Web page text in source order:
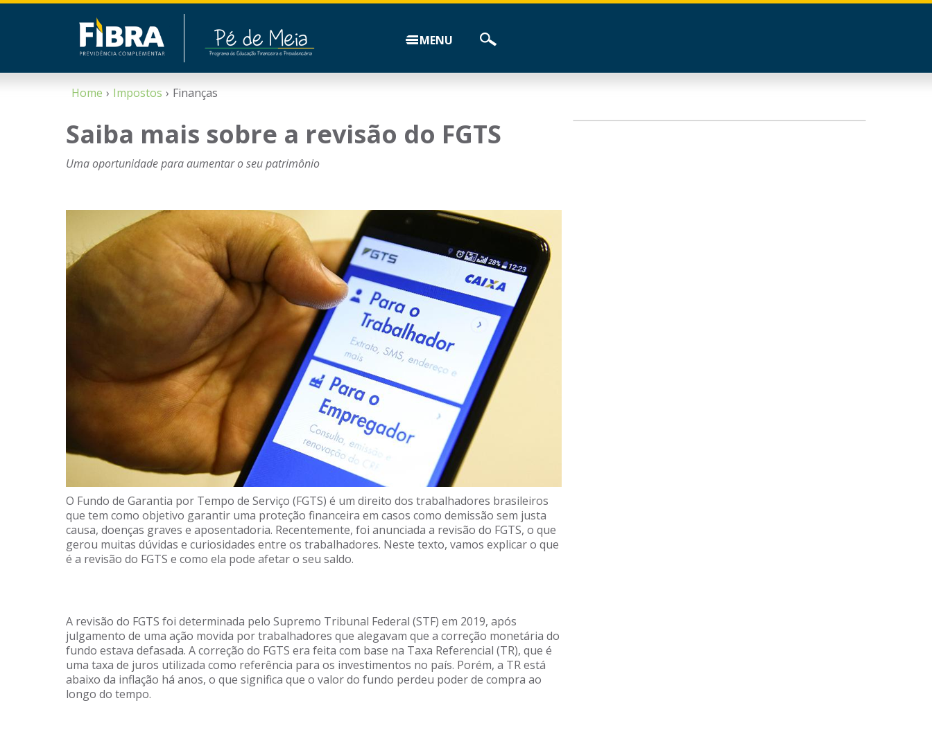
MENU
Home Impostos Finanças
Saiba mais sobre a revisão do FGTS
Uma oportunidade para aumentar o seu patrimônio
O Fundo de Garantia por Tempo de Serviço (FGTS) é um direito dos trabalhadores brasileiros
que tem como objetivo garantir uma proteção financeira em casos como demissão sem justa
causa, doenças graves e aposentadoria. Recentemente, foi anunciada a revisão do FGTS, o que
gerou muitas dúvidas e curiosidades entre os trabalhadores. Neste texto, vamos explicar o que
é a revisão do FGTS e como ela pode afetar o seu saldo.
A revisão do FGTS foi determinada pelo Supremo Tribunal Federal (STF) em 2019, após
julgamento de uma ação movida por trabalhadores que alegavam que a correção monetária do
fundo estava defasada. A correção do FGTS era feita com base na Taxa Referencial (TR), que é
uma taxa de juros utilizada como referência para os investimentos no país. Porém, a TR está
abaixo da inflação há anos, o que significa que o valor do fundo perdeu poder de compra ao
longo do tempo.